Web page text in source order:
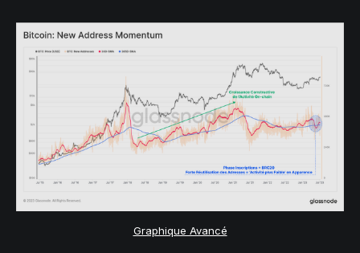
Graphique Avancé